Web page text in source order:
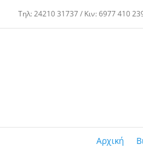
Τηλ: 24210 31737 / Κιν: 6977 410
Αρχική